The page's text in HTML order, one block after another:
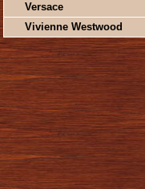
Versace
Vivienne Westwood